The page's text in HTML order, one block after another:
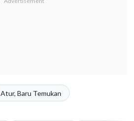
Atur, Baru Temukan